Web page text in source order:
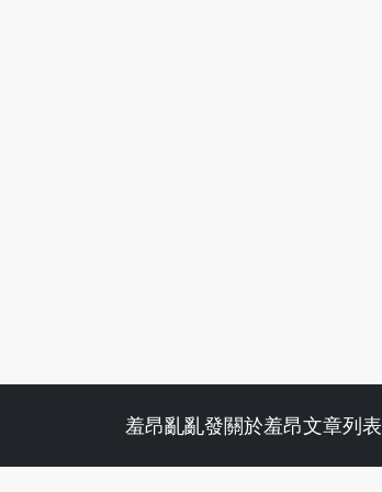
羞昂亂亂發關於羞昂文章列表